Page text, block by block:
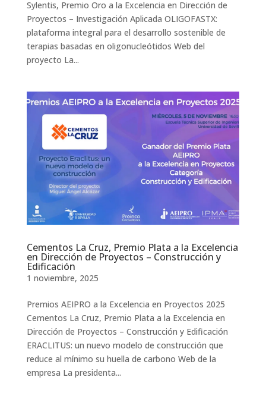
Sylentis, Premio Oro a la Excelencia en Dirección de
Proyectos – Investigación Aplicada OLIGOFASTX:
plataforma integral para el desarrollo sostenible de
terapias basadas en oligonucleótidos Web del
proyecto La...
Cementos La Cruz, Premio Plata a la Excelencia
en Dirección de Proyectos – Construcción y
Edificación
1 noviembre, 2025
Premios AEIPRO a la Excelencia en Proyectos 2025
Cementos La Cruz, Premio Plata a la Excelencia en
Dirección de Proyectos – Construcción y Edificación
ERACLITUS: un nuevo modelo de construcción que
reduce al mínimo su huella de carbono Web de la
empresa La presidenta...